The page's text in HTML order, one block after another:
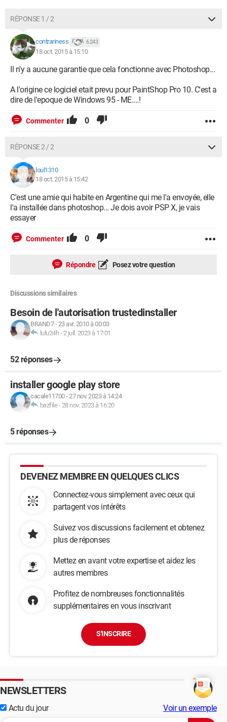
RÉPONSE 1 / 2
contrariness 6 243
18 oct. 2015 à 15:10
Il n'y a aucune garantie que cela fonctionne avec Photoshop...
A l'origine ce logiciel etait prevu pour PaintShop Pro 10. C'est a
dire de l'epoque de Windows 95 - ME....!
Commenter 0
RÉPONSE 2 / 2
loul1310
18 oct. 2015 à 15:42
C'est une amie qui habite en Argentine qui me l'a envoyée, elle
l'a installée dans photoshop... Je dois avoir PSP X, je vais
essayer
Commenter 0
Répondre Posez votre question
Discussions similaires
Besoin de l'autorisation trustedinstaller
BRAND7-23 avr. 2010 à 00:03
lulu24h-2 juil. 2023 à 17:01
52 réponses
installer google play store
cacale11700-27 nov. 2023 à 14:24
bazfile-28 nov. 2023 à 16:20
5 réponses
DEVENEZ MEMBRE EN QUELQUES CLICS
Connectez-vous simplement avec ceux qui
partagent vos intérêts
Suivez vos discussions facilement et obtenez
plus de réponses
Mettez en avant votre expertise et aidez les
autres membres
Profitez de nombreuses fonctionnalités
supplémentaires en vous inscrivant
S'INSCRIRE
NEWSLETTERS
Actu du jour Voir un exemple